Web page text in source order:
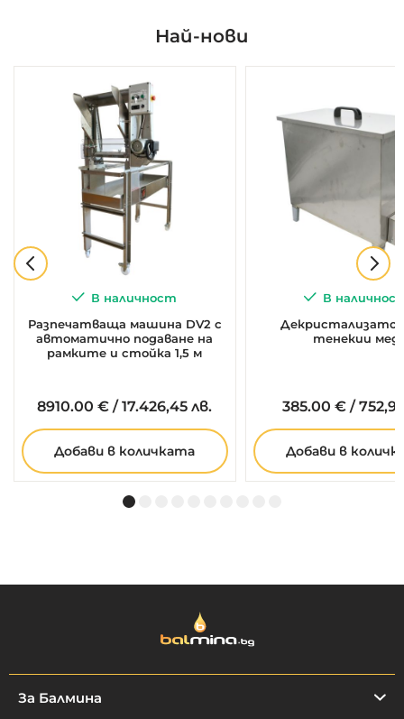
Най-нови
В наличност
Разпечатваща машина DV2 с
автоматично подаване на
рамките и стойка 1,5 м
8910.00 € /17.426,45 лв.
Добави в количката
В
Декристализатор
тенекии мед
385.00 € /
Добави в
За Балмина